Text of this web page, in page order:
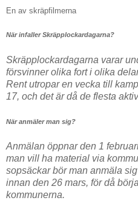
En av skräpfilmerna
När infaller Skräpplockardagarna?
Skräpplockardagarna varar
försvinner olika fort i olika
Rent utropar en vecka till
17, och det är då de flesta
När anmäler man sig?
Anmälan öppnar den 1
man vill ha material via
sopsäckar bör man anmäla
innan den 26 mars, för då
kommunerna.